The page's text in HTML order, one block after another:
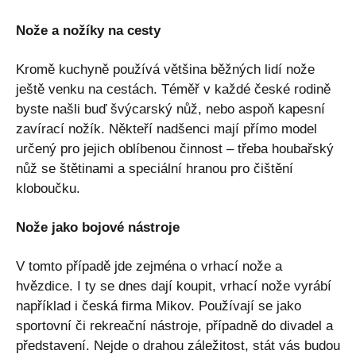
Nože a nožíky na cesty
Kromě kuchyně používá většina běžných lidí nože
ještě venku na cestách. Téměř v každé české rodině
byste našli buď švýcarský nůž, nebo aspoň kapesní
zavírací nožík. Někteří nadšenci mají přímo model
určený pro jejich oblíbenou činnost – třeba houbařský
nůž se štětinami a speciální hranou pro čištění
kloboučku.
Nože jako bojové nástroje
V tomto případě jde zejména o vrhací nože a
hvězdice. I ty se dnes dají koupit, vrhací nože vyrábí
například i česká firma Mikov. Používají se jako
sportovní či rekreační nástroje, případně do divadel a
představení. Nejde o drahou záležitost, stát vás budou